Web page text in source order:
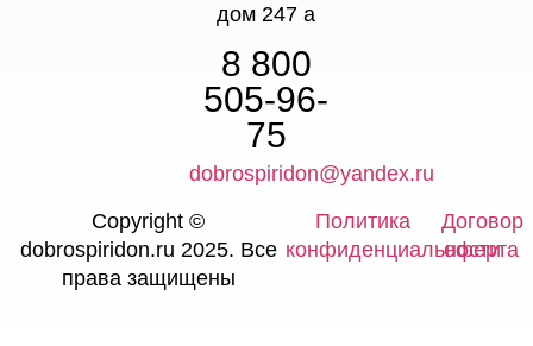
дом 247 а
8 800
505-96-
75
dobrospiridon@yandex.ru
Copyright ©
dobrospiridon.ru 2025. Все
права защищены
Политика
конфиденциальности
Договор
оферта